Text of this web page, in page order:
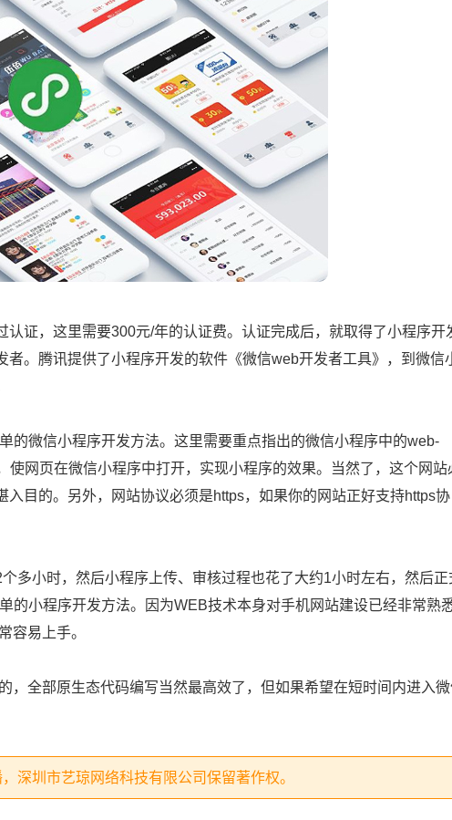
证，这里需要300元/年的认证费。认证完成后，就取得了小程序开
。腾讯提供了小程序开发的软件《微信web开发者工具》，到微信
微信小程序开发方法。这里需要重点指出的微信小程序中的web-
网页在微信小程序中打开，实现小程序的效果。当然了，这个网站
目的。另外，网站协议必须是https，如果你的网站正好支持https协
小时，然后小程序上传、审核过程也花了大约1小时左右，然后正
的小程序开发方法。因为WEB技术本身对手机网站建设已经非常熟
容易上手。
全部原生态代码编写当然最高效了，但如果希望在短时间内进入
深圳市艺琼网络科技有限公司保留著作权。